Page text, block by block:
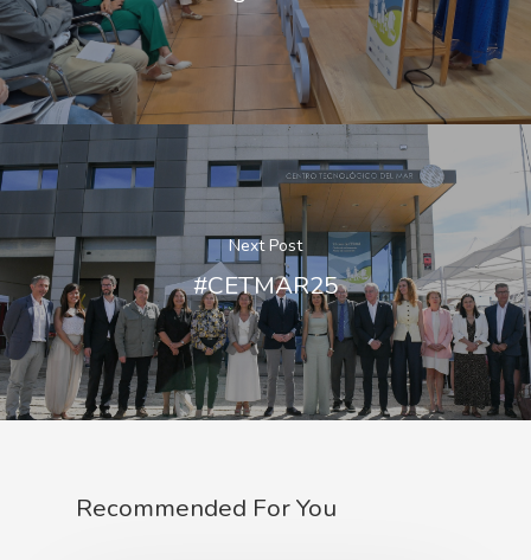
Next Post
#CETMAR25
Recommended For You
Nós
Directorio De Persoal
Eventos
Proxectos